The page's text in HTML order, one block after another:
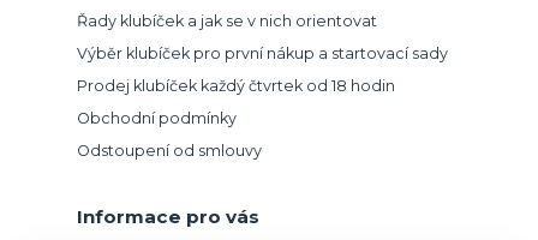
Řady klubíček a jak se v nich orientovat
Výběr klubíček pro první nákup a startovací sady
Prodej klubíček každý čtvrtek od 18 hodin
Obchodní podmínky
Odstoupení od smlouvy
Informace pro vás